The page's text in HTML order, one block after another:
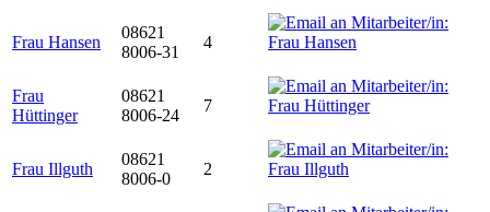
Frau Hansen
08621
8006-31
4
Frau
Hüttinger
08621
8006-24
7
Frau Illguth
08621
8006-0
2